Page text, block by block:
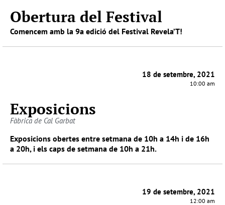
Obertura del Festival
Comencem amb la 9a edició del Festival Revela’T!
18 de setembre, 2021
10:00 am
Exposicions
Fàbrica de Cal Garbat
Exposicions obertes entre setmana de 10h a 14h i de 16h
a 20h, i els caps de setmana de 10h a 21h.
19 de setembre, 2021
12:00 am